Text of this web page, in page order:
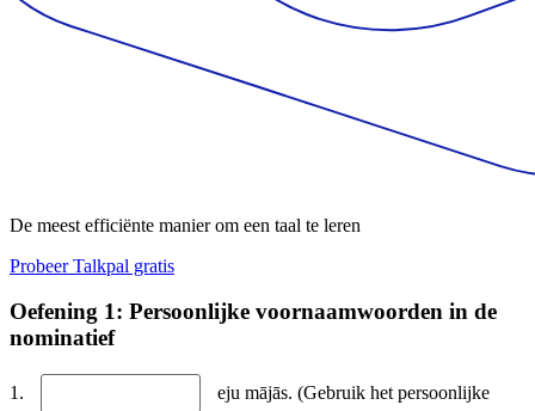
De meest efficiënte manier om een taal te leren
Probeer Talkpal gratis
Oefening 1: Persoonlijke voornaamwoorden in de
nominatief
1.
eju mājās. (Gebruik het persoonlijke